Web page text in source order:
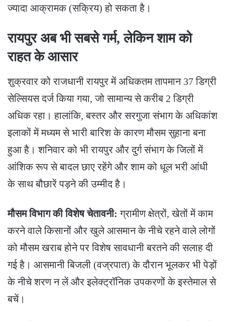
ज्यादा आक्रामक (सक्रिय) हो सकता है।
​रायपुर अब भी सबसे गर्म, लेकिन शाम को
राहत के आसार
​शुक्रवार को राजधानी रायपुर में अधिकतम तापमान 37 डिग्री
सेल्सियस दर्ज किया गया, जो सामान्य से करीब 2 डिग्री
अधिक रहा। हालांकि, बस्तर और सरगुजा संभाग के अधिकांश
इलाकों में मध्यम से भारी बारिश के कारण मौसम सुहाना बना
हुआ है। शनिवार को भी रायपुर और दुर्ग संभाग के जिलों में
आंशिक रूप से बादल छाए रहेंगे और शाम को धूल भरी आंधी
के साथ बौछारें पड़ने की उम्मीद है।
मौसम विभाग की विशेष चेतावनी: ग्रामीण क्षेत्रों, खेतों में काम
करने वाले किसानों और खुले आसमान के नीचे रहने वाले लोगों
को मौसम खराब होने पर विशेष सावधानी बरतने की सलाह दी
गई है। आसमानी बिजली (वज्रपात) के दौरान भूलकर भी पेड़ों
के नीचे शरण न लें और इलेक्ट्रॉनिक उपकरणों के इस्तेमाल से
बचें।